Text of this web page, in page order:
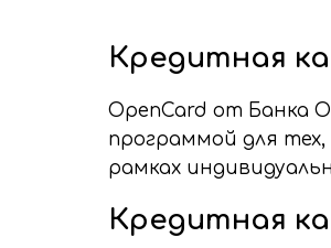
Кредитная
OpenCard от Банка
программой для
рамках
Кредитная